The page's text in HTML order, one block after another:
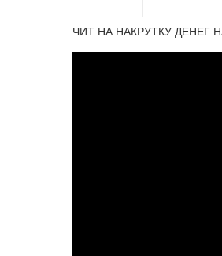
ЧИТ НА НАКРУТКУ ДЕНЕГ